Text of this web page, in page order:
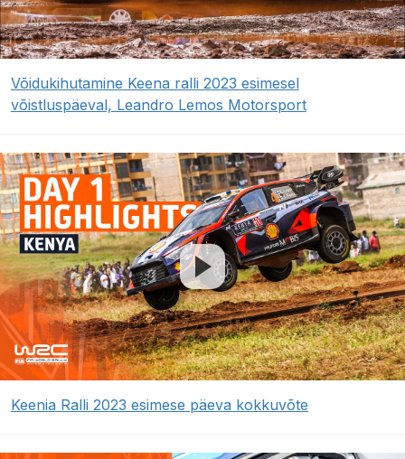
Võidukihutamine Keena ralli 2023 esimesel
võistluspäeval, Leandro Lemos Motorsport
Keenia Ralli 2023 esimese päeva kokkuvõte